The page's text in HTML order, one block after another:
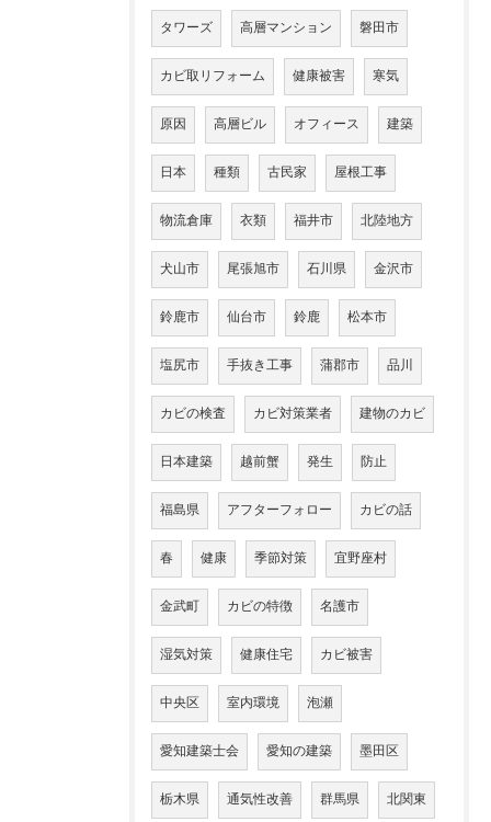
タワーズ 高層マンション 磐田市
カビ取リフォーム 健康被害 寒気
原因 高層ビル オフィース 建築
日本 種類 古民家 屋根工事
物流倉庫 衣類 福井市 北陸地方
犬山市 尾張旭市 石川県 金沢市
鈴鹿市 仙台市 鈴鹿 松本市
塩尻市 手抜き工事 蒲郡市 品川
カビの検査 カビ対策業者 建物のカビ
日本建築 越前蟹 発生 防止
福島県 アフターフォロー カビの話
春 健康 季節対策 宜野座村
金武町 カビの特徴 名護市
湿気対策 健康住宅 カビ被害
中央区 室内環境 泡瀬
愛知建築士会 愛知の建築 墨田区
栃木県 通気性改善 群馬県 北関東